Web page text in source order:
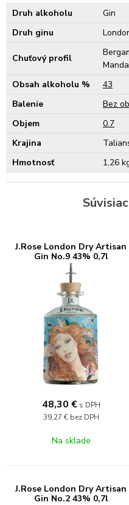
Druh alkoholu
Gin
Druh ginu
Chuťový profil
Obsah alkoholu %
43
Balenie
Bez
Objem
0.7
Krajina
Hmotnosť
1,26
J.Rose London Dry Artisan
Gin No.9 43% 0,7l
48,30 € s DPH
39,27 € bez DPH
Na sklade
J.Rose London Dry Artisan
Gin No.2 43% 0,7l